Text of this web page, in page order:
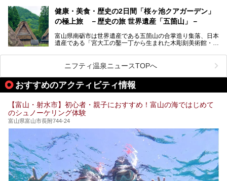
月、水はフレンチ、火、木は和食、土日はその両方がランチ
とディナーで味わえます。オリジナルのスイーツも評判で
す。
そんな「桜ヶ池クアガーデン」に宿泊して、食を満喫してき
たのでじっくりご紹介します！
健康・美食・歴史の2日間「桜ヶ池クアガーデン」
の極上旅 －歴史の旅 世界遺産「五箇山」－
富山県南砺市は世界遺産である五箇山の合掌造り集落、日本
遺産である「宮大工の鑿一丁から生まれた木彫刻美術館・井
小京都・城端と、とても魅力的な観光スポットがたくさんあ
ります。
城端の郊外に建つ里山オーベルジュ＆温泉ウェルネススパ
「桜ヶ池クアガーデン」に泊まって、歴史の旅にお出かけし
てみませんか？
ニフティ温泉ニュースTOPへ
おすすめのアクティビティ情報
【富山・射水市】初心者・親子におすすめ！富山の海ではじめて
のシュノーケリング体験
富山県富山市長附744-24